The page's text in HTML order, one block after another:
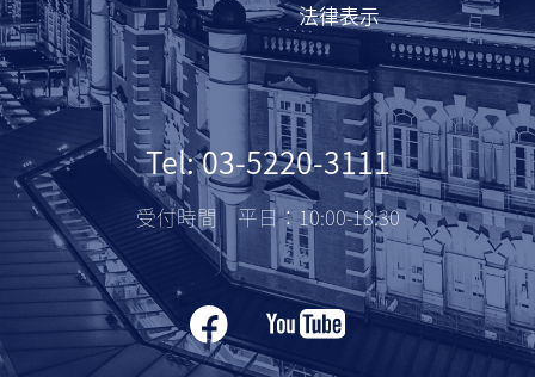
法律表示
Tel: 03-5220-3111
受付時間 平日：10:00-18:30